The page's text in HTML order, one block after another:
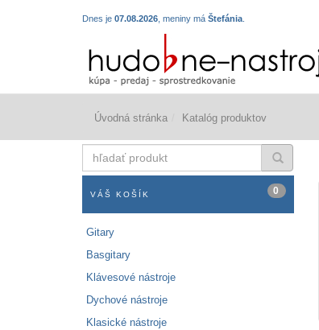
Dnes je 07.08.2026 , meniny má Štefánia
Úvodná stránka Katalóg produktov
produkt
VÁŠ KOŠÍK 0
Gitary
Basgitary
Klávesové nástroje
Dychové nástroje
Klasické nástroje